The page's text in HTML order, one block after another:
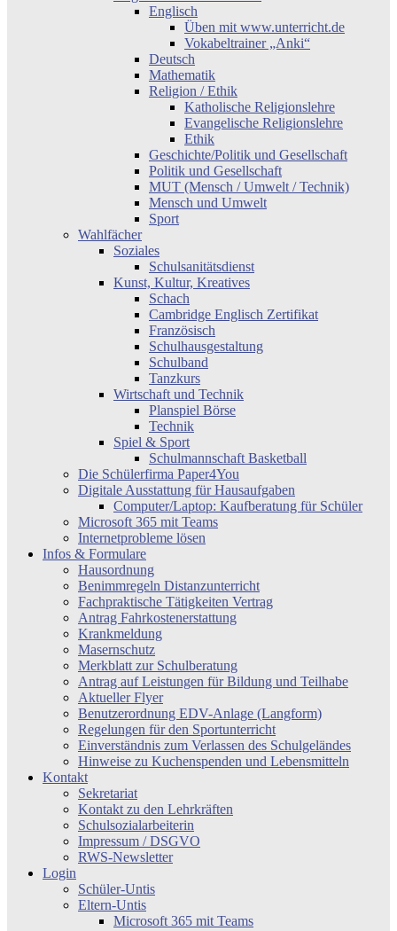
Englisch
Üben mit www.unterricht.de
Vokabeltrainer „Anki“
Deutsch
Mathematik
Religion / Ethik
Katholische Religionslehre
Evangelische Religionslehre
Ethik
Geschichte/Politik und Gesellschaft
Politik und Gesellschaft
MUT (Mensch / Umwelt / Technik)
Mensch und Umwelt
Sport
Wahlfächer
Soziales
Schulsanitätsdienst
Kunst, Kultur, Kreatives
Schach
Cambridge Englisch Zertifikat
Französisch
Schulhausgestaltung
Schulband
Tanzkurs
Wirtschaft und Technik
Planspiel Börse
Technik
Spiel & Sport
Schulmannschaft Basketball
Die Schülerfirma Paper4You
Digitale Ausstattung für Hausaufgaben
Computer/Laptop: Kaufberatung für Schüler
Microsoft 365 mit Teams
Internetprobleme lösen
Infos & Formulare
Hausordnung
Benimmregeln Distanzunterricht
Fachpraktische Tätigkeiten Vertrag
Antrag Fahrkostenerstattung
Krankmeldung
Masernschutz
Merkblatt zur Schulberatung
Antrag auf Leistungen für Bildung und Teilhabe
Aktueller Flyer
Benutzerordnung EDV-Anlage (Langform)
Regelungen für den Sportunterricht
Einverständnis zum Verlassen des Schulgeländes
Hinweise zu Kuchenspenden und Lebensmitteln
Kontakt
Sekretariat
Kontakt zu den Lehrkräften
Schulsozialarbeiterin
Impressum / DSGVO
RWS-Newsletter
Login
Schüler-Untis
Eltern-Untis
Microsoft 365 mit Teams